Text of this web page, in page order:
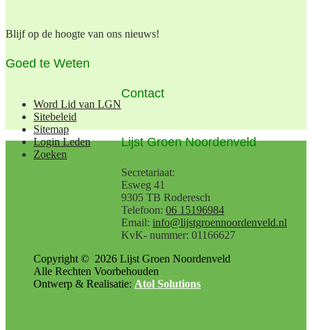
Blijf op de hoogte van ons nieuws!
Goed te Weten
Word Lid van LGN
Sitebeleid
Sitemap
Login Leden
Zoeken
Contact
Lijst Groen Noordenveld
Secretariaat:
Esweg 41
9305 TB Roderesch
Telefoon: 06 15196984
Email: info@lijstgroennoordenveld.nl
KvK- nummer: 01166627
Copyright © 2026 Lijst Groen Noordenveld
Alle Rechten Voorbehouden
Ontwerp & Realisatie: Atol Solutions